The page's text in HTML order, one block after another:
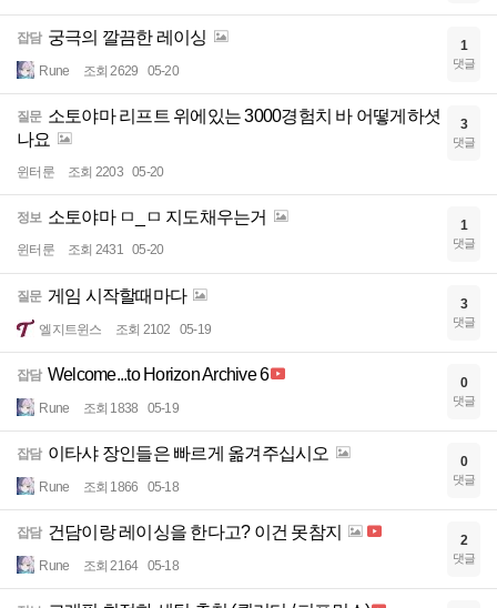
잡담 궁극의 깔끔한 레이싱
Rune 조회 2629 05-20
1
댓글
질문 소토야마 리프트 위에있는 3000경험치 바 어떻게하셧
나요
윈터룬 조회 2203 05-20
3
댓글
정보 소토야마 ㅁ_ㅁ 지도채우는거
윈터룬 조회 2431 05-20
1
댓글
질문 게임 시작할때마다
엘지트윈스 조회 2102 05-19
3
댓글
잡담 Welcome...to Horizon Archive 6
Rune 조회 1838 05-19
0
댓글
잡담 이타샤 장인들은 빠르게 옮겨주십시오
Rune 조회 1866 05-18
0
댓글
잡담 건담이랑 레이싱을 한다고? 이건 못참지
Rune 조회 2164 05-18
2
댓글